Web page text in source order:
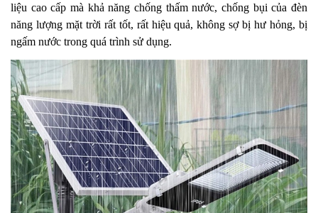
liệu cao cấp mà khả năng chống thấm nước, chống bụi của đèn
năng lượng mặt trời rất tốt, rất hiệu quả, không sợ bị hư hỏng, bị
ngấm nước trong quá trình sử dụng.